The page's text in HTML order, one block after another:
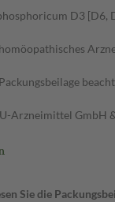
D3 [D6,
Arzneimittel GmbH
Sie die